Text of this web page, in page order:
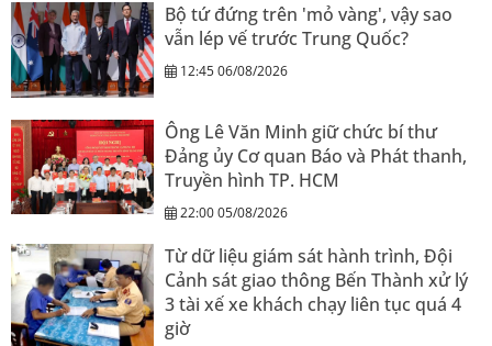
Bộ tứ đứng trên 'mỏ vàng', vậy sao
vẫn lép vế trước Trung Quốc?
12:45 06/08/2026
Ông Lê Văn Minh giữ chức bí thư
Đảng ủy Cơ quan Báo và Phát thanh,
Truyền hình TP. HCM
22:00 05/08/2026
Từ dữ liệu giám sát hành trình, Đội
Cảnh sát giao thông Bến Thành xử lý
3 tài xế xe khách chạy liên tục quá 4
giờ